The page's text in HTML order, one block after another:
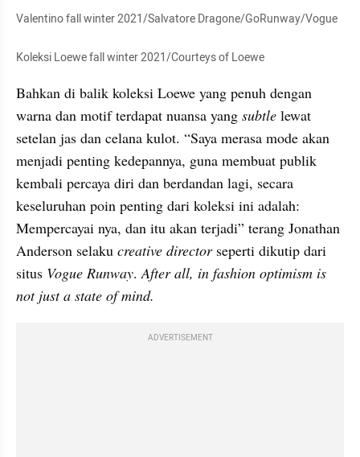
Valentino fall winter 2021/Salvatore Dragone/GoRunway/Vogue
Koleksi Loewe fall winter 2021/Courteys of Loewe
Bahkan di balik koleksi Loewe yang penuh dengan
warna dan motif terdapat nuansa yang subtle lewat
setelan jas dan celana kulot. “Saya merasa mode akan
menjadi penting kedepannya, guna membuat publik
kembali percaya diri dan berdandan lagi, secara
keseluruhan poin penting dari koleksi ini adalah:
Mempercayai nya, dan itu akan terjadi” terang Jonathan
Anderson selaku creative director seperti dikutip dari
situs Vogue Runway. After all, in fashion optimism is
not just a state of mind.
ADVERTISEMENT